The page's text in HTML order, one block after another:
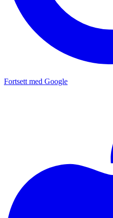
Fortsett med Google